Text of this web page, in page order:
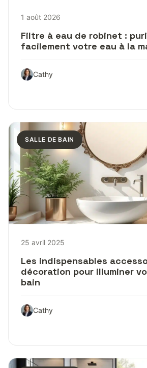
1 août 2026
Filtre à eau de robinet :
facilement votre eau à la
Cathy
SALLE DE BAIN
25 avril 2025
Les indispensables
décoration pour illuminer
bain
Cathy